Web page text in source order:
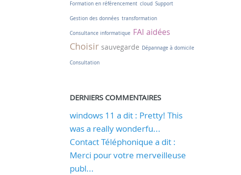
Formation en référencement cloud Support
Gestion des données transformation
Consultance informatique FAI aidées
Choisir sauvegarde Dépannage à domicile
Consultation
DERNIERS COMMENTAIRES
windows 11 a dit : Pretty! This
was a really wonderfu...
Contact Téléphonique a dit :
Merci pour votre merveilleuse
publ...